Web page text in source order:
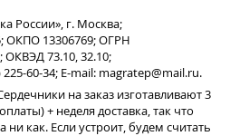
России», г. Москва;
ОКПО 13306769; ОГРН
ОКВЭД 73.10, 32.10;
225-60-34; E-mail: magratep@mail.ru.
на заказ изготавливают 3
+ неделя доставка, так что
как. Если устроит, будем считать